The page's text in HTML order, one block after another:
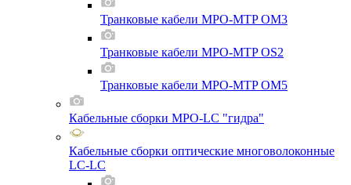
Транковые кабели MPO-MTP OM3
Транковые кабели MPO-MTP OS2
Транковые кабели MPO-MTP OM5
Кабельные сборки MPO-LC "гидра"
Кабельные сборки оптические многоволоконные
LC-LC